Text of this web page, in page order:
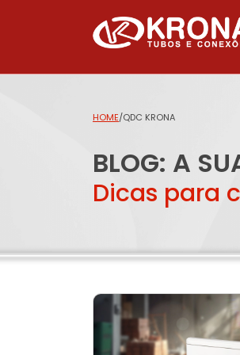
HOME/QDC KRONA
BLOG: A
Dicas para